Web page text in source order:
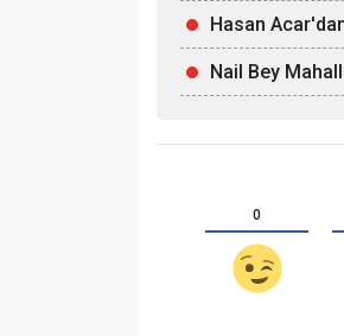
Hasan
Nail Bey
0